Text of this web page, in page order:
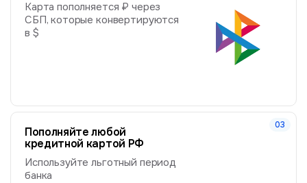
Карта пополняется ₽ через
СБП, которые конвертируются
в $
Пополняйте любой
кредитной картой РФ
Используйте льготный период
банка